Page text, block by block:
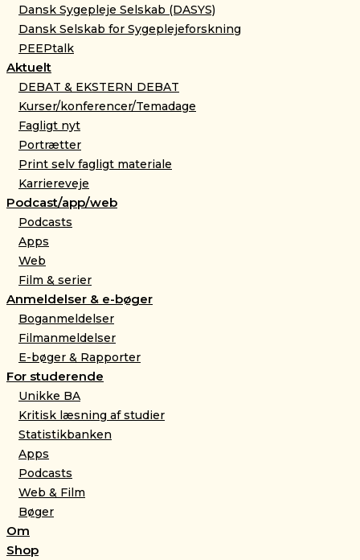
Dansk Sygepleje Selskab (DASYS)
Dansk Selskab for Sygeplejeforskning
PEEPtalk
Aktuelt
DEBAT & EKSTERN DEBAT
Kurser/konferencer/Temadage
Fagligt nyt
Portrætter
Print selv fagligt materiale
Karriereveje
Podcast/app/web
Podcasts
Apps
Web
Film & serier
Anmeldelser & e-bøger
Boganmeldelser
Filmanmeldelser
E-bøger & Rapporter
For studerende
Unikke BA
Kritisk læsning af studier
Statistikbanken
Apps
Podcasts
Web & Film
Bøger
Om
Shop